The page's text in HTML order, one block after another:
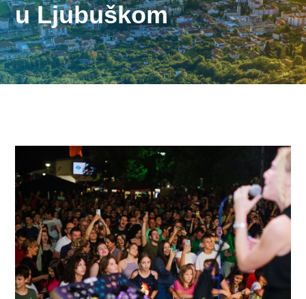
u Ljubuškom